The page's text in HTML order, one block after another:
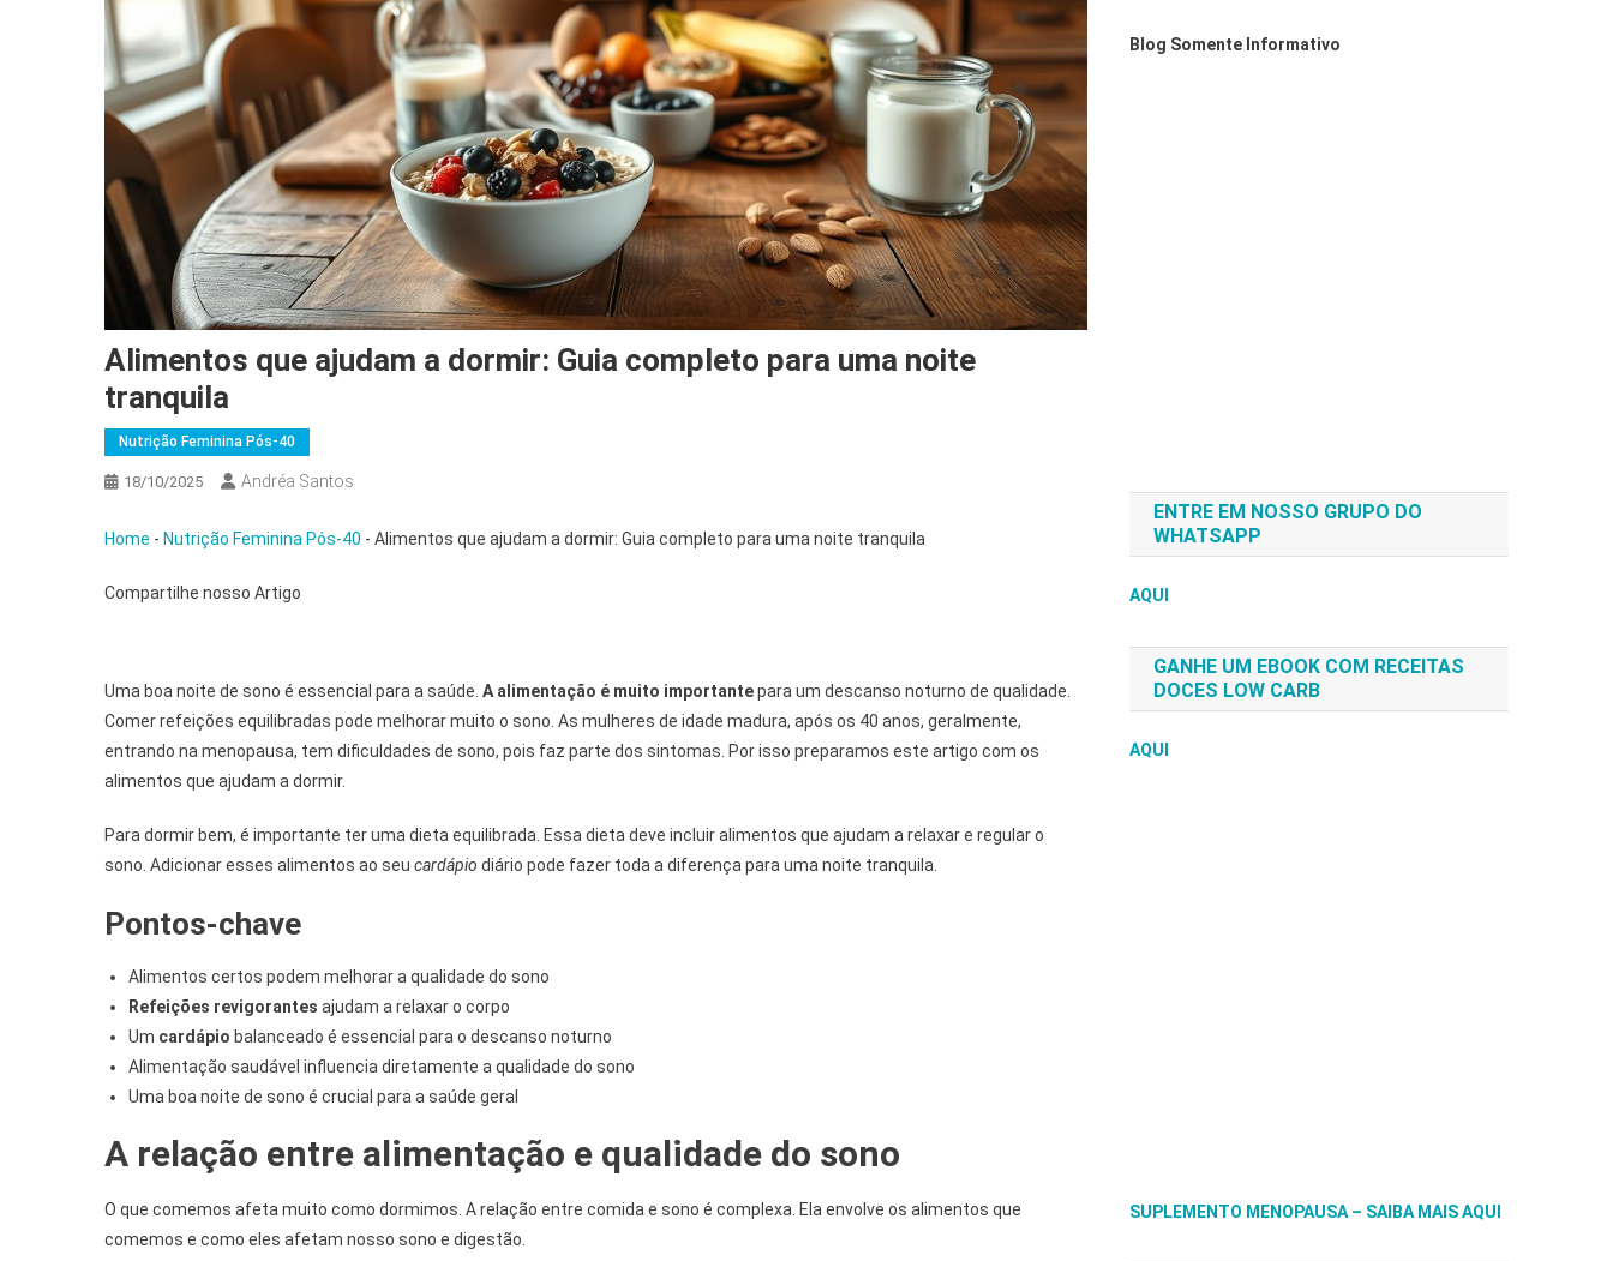
Alimentos que ajudam a dormir: Guia completo para uma noite
tranquila
Nutrição Feminina Pós-40
18/10/2025 Andréa Santos
Home - Nutrição Feminina Pós-40 - Alimentos que ajudam a dormir: Guia completo para uma noite tranquila
Compartilhe nosso Artigo
Uma boa noite de sono é essencial para a saúde. A alimentação é muito importantepara um descanso noturno de qualidade.
Comer refeições equilibradas pode melhorar muito o sono. As mulheres de idade madura, após os 40 anos, geralmente,
entrando na menopausa, tem dificuldades de sono, pois faz parte dos sintomas. Por isso preparamos este artigo com os
alimentos que ajudam a dormir.
Para dormir bem, é importante ter uma dieta equilibrada. Essa dieta deve incluir alimentos que ajudam a relaxar e regular o
sono. Adicionar esses alimentos ao seu cardápio diário pode fazer toda a diferença para uma noite tranquila.
Pontos-chave
Alimentos certos podem melhorar a qualidade do sono
Refeições revigorantes ajudam a relaxar o corpo
Um cardápio balanceado é essencial para o descanso noturno
Alimentação saudável influencia diretamente a qualidade do sono
Uma boa noite de sono é crucial para a saúde geral
A relação entre alimentação e qualidade do sono
O que comemos afeta muito como dormimos. A relação entre comida e sono é complexa. Ela envolve os alimentos que
comemos e como eles afetam nosso sono e digestão.
Blog Somente Informativo
ENTRE EM NOSSO GRUPO DO
WHATSAPP
AQUI
GANHE UM EBOOK COM RECEITAS
DOCES LOW CARB
AQUI
SUPLEMENTO MENOPAUSA – SAIBA MAIS AQUI